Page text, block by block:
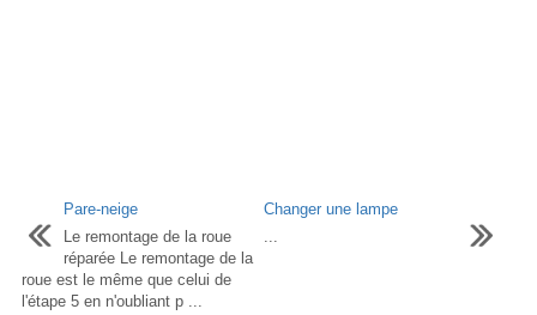
Pare-neige
Le remontage de la roue
réparée Le remontage de la
roue est le même que celui de
l'étape 5 en n'oubliant p ...
Changer une lampe
...